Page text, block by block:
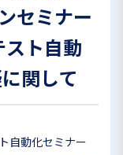
セミナー
ト自動
関して
自動化セミナー